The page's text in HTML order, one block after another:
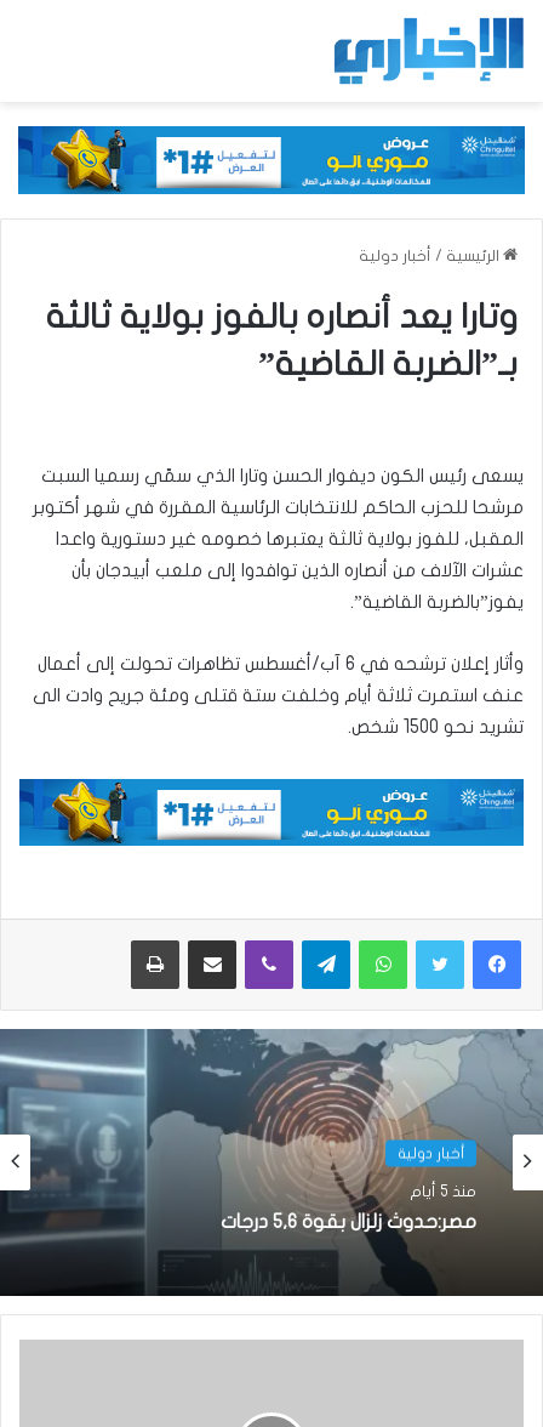
الرئيسية / أخبار دولية
وتارا يعد أنصاره بالفوز بولاية ثالثة
بـ”الضربة القاضية”
يسعى رئيس الكون ديفوار الحسن وتارا الذي سمّي رسميا السبت
مرشحا للحزب الحاكم للانتخابات الرئاسية المقررة في شهر أكتوبر
المقبل، للفوز بولاية ثالثة يعتبرها خصومه غير دستورية واعدا
عشرات الآلاف من أنصاره الذين توافدوا إلى ملعب أبيدجان بأن
يفوز”بالضربة القاضية”.
وأثار إعلان ترشحه في 6 آب/أغسطس تظاهرات تحولت إلى أعمال
عنف استمرت ثلاثة أيام وخلفت ستة قتلى ومئة جريح وادت الى
تشريد نحو 1500 شخص.
واتساب تيلقرام ڤايبر مشاركة عبر البريد طباعة
أخبار دولية
منذ 5 أيام
مصر:حدوث زلزال بقوة 5,6 درجات
أخبار دولية
منذ أسبوع واحد
الولايات المتحدة تعلق خدمات التأشيرات في